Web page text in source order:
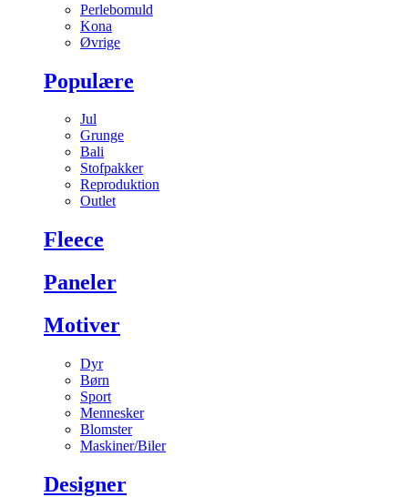
Perlebomuld
Kona
Øvrige
Populære
Jul
Grunge
Bali
Stofpakker
Reproduktion
Outlet
Fleece
Paneler
Motiver
Dyr
Børn
Sport
Mennesker
Blomster
Maskiner/Biler
Designer